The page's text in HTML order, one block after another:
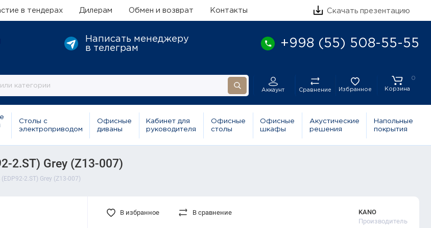
в тендерах Дилерам Обмен и возврат Контакты Скачать презентацию
Написать менеджеру
в телеграм
+998 (55) 508-55-55
Аккаунт Сравнение Избранное
0
Корзина
Столы с
электроприводом
Офисные
диваны
Кабинет для
руководителя
Офисные
столы
Офисные
шкафы
Акустические
решения
Напольные
покрытия
2.ST) Grey (Z13-007)
2.ST) Grey (Z13-007)
KANO
Производитель
В избранное В сравнение